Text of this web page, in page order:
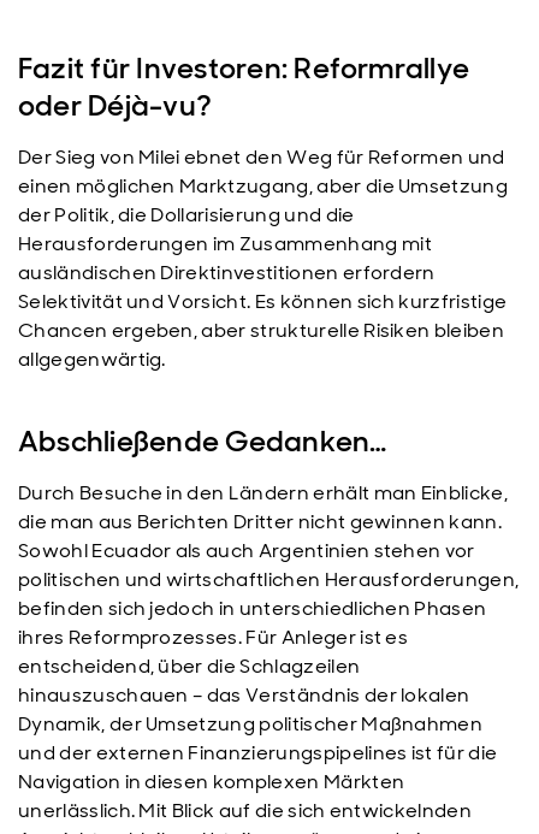
Fazit für Investoren: Reformrallye
oder Déjà-vu?
Der Sieg von Milei ebnet den Weg für Reformen und
einen möglichen Marktzugang, aber die Umsetzung
der Politik, die Dollarisierung und die
Herausforderungen im Zusammenhang mit
ausländischen Direktinvestitionen erfordern
Selektivität und Vorsicht. Es können sich kurzfristige
Chancen ergeben, aber strukturelle Risiken bleiben
allgegenwärtig.
Abschließende Gedanken…
Durch Besuche in den Ländern erhält man Einblicke,
die man aus Berichten Dritter nicht gewinnen kann.
Sowohl Ecuador als auch Argentinien stehen vor
politischen und wirtschaftlichen Herausforderungen,
befinden sich jedoch in unterschiedlichen Phasen
ihres Reformprozesses. Für Anleger ist es
entscheidend, über die Schlagzeilen
hinauszuschauen – das Verständnis der lokalen
Dynamik, der Umsetzung politischer Maßnahmen
und der externen Finanzierungspipelines ist für die
Navigation in diesen komplexen Märkten
unerlässlich. Mit Blick auf die sich entwickelnden